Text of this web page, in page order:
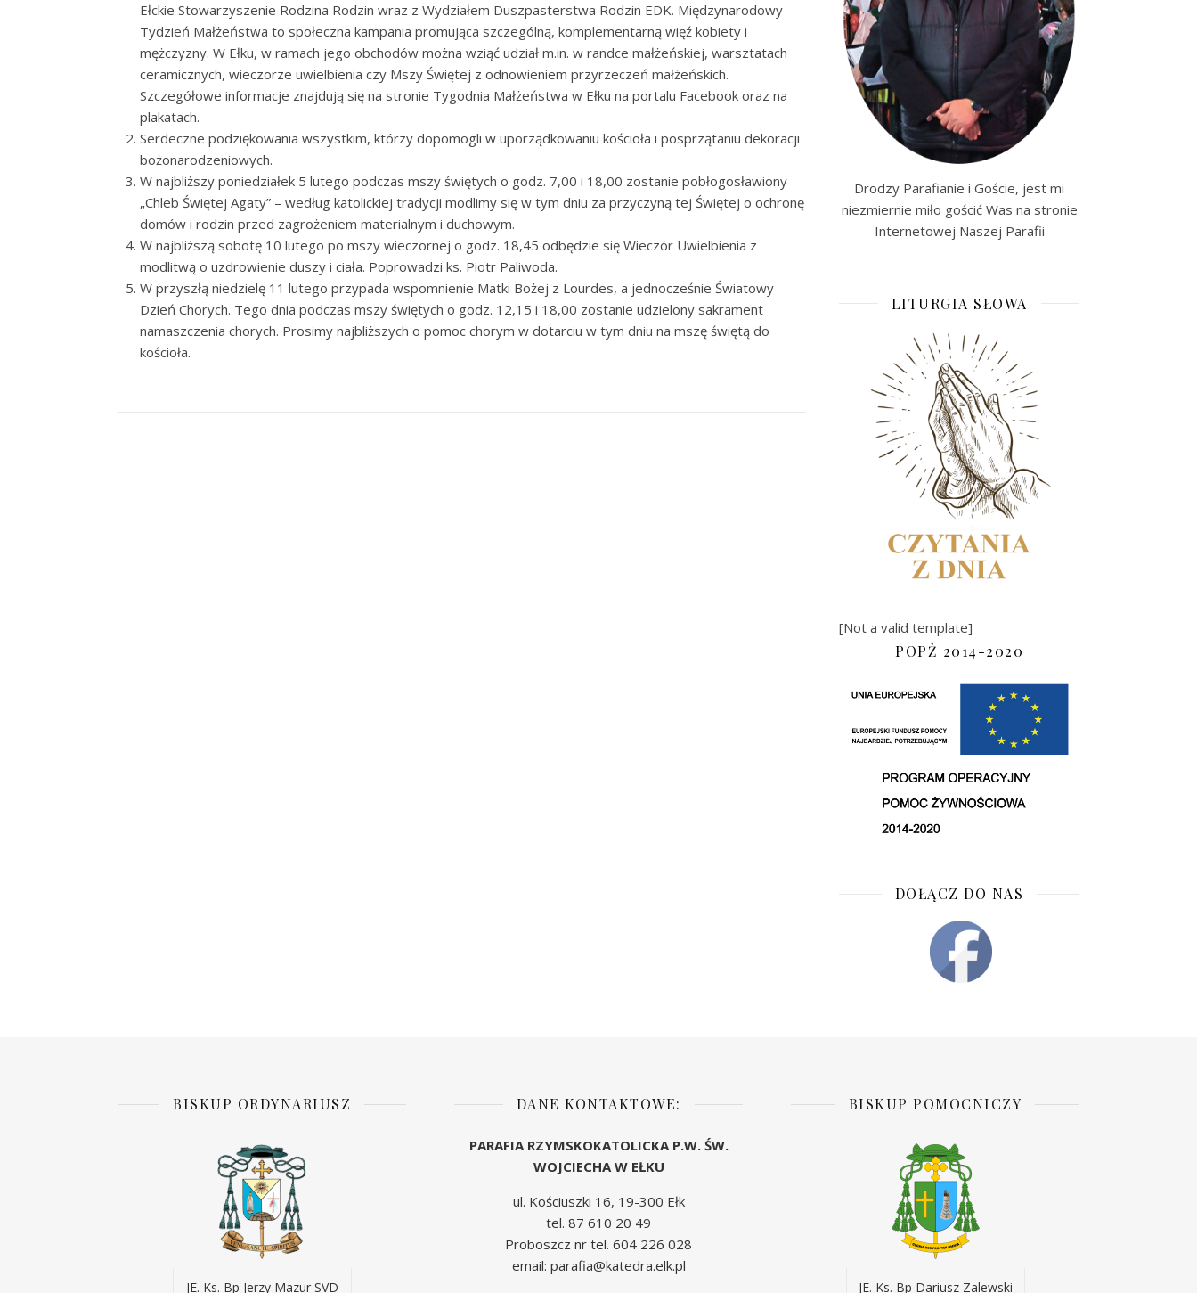
Ełckie Stowarzyszenie Rodzina Rodzin wraz z Wydziałem Duszpasterstwa Rodzin EDK. Międzynarodowy
Tydzień Małżeństwa to społeczna kampania promująca szczególną, komplementarną więź kobiety i
mężczyzny. W Ełku, w ramach jego obchodów można wziąć udział m.in. w randce małżeńskiej, warsztatach
ceramicznych, wieczorze uwielbienia czy Mszy Świętej z odnowieniem przyrzeczeń małżeńskich.
Szczegółowe informacje znajdują się na stronie Tygodnia Małżeństwa w Ełku na portalu Facebook oraz na
plakatach.
Serdeczne podziękowania wszystkim, którzy dopomogli w uporządkowaniu kościoła i posprzątaniu dekoracji
bożonarodzeniowych.
W najbliższy poniedziałek 5 lutego podczas mszy świętych o godz. 7,00 i 18,00 zostanie pobłogosławiony
„Chleb Świętej Agaty” – według katolickiej tradycji modlimy się w tym dniu za przyczyną tej Świętej o ochronę
domów i rodzin przed zagrożeniem materialnym i duchowym.
W najbliższą sobotę 10 lutego po mszy wieczornej o godz. 18,45 odbędzie się Wieczór Uwielbienia z
modlitwą o uzdrowienie duszy i ciała. Poprowadzi ks. Piotr Paliwoda.
W przyszłą niedzielę 11 lutego przypada wspomnienie Matki Bożej z Lourdes, a jednocześnie Światowy
Dzień Chorych. Tego dnia podczas mszy świętych o godz. 12,15 i 18,00 zostanie udzielony sakrament
namaszczenia chorych. Prosimy najbliższych o pomoc chorym w dotarciu w tym dniu na mszę świętą do
kościoła.
Drodzy Parafianie i Goście, jest mi
niezmiernie miło gościć Was na stronie
Internetowej Naszej Parafii
LITURGIA SŁOWA
[Not a valid template]
POPŻ 2014-2020
DOŁĄCZ DO NAS
BISKUP ORDYNARIUSZ
JE. Ks. Bp Jerzy Mazur SVD
DANE KONTAKTOWE:
PARAFIA RZYMSKOKATOLICKA P.W. ŚW.
WOJCIECHA W EŁKU
ul. Kościuszki 16, 19-300 Ełk
tel. 87 610 20 49
Proboszcz nr tel. 604 226 028
email: parafia@katedra.elk.pl
BISKUP POMOCNICZY
JE. Ks. Bp Dariusz Zalewski